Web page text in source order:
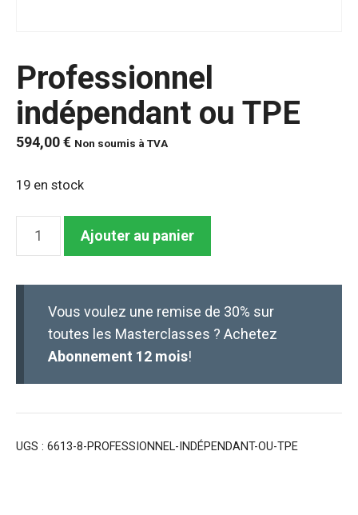
Professionnel
indépendant ou TPE
594,00€ Non soumis à TVA
19 en stock
Ajouter au panier
Vous voulez une remise de 30% sur
toutes les Masterclasses ? Achetez
Abonnement 12 mois!
UGS : 6613-8-PROFESSIONNEL-INDÉPENDANT-OU-TPE